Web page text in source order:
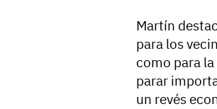
Martín
para los
como para
parar
un revés